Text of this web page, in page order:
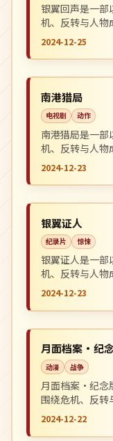
银翼回声是一部
机、反转与人物
观看。
2024-12-25
韩国
南港猎局
电视剧 动作
南港猎局是一部
机、反转与人物
观看。
2024-12-23
英国
银翼证人
纪录片 惊悚
银翼证人是一部
机、反转与人物
观看。
2024-12-23
中国
月面档案·纪
动漫 战争
月面档案·纪念
围绕危机、反转
得推荐观看。
2024-12-22